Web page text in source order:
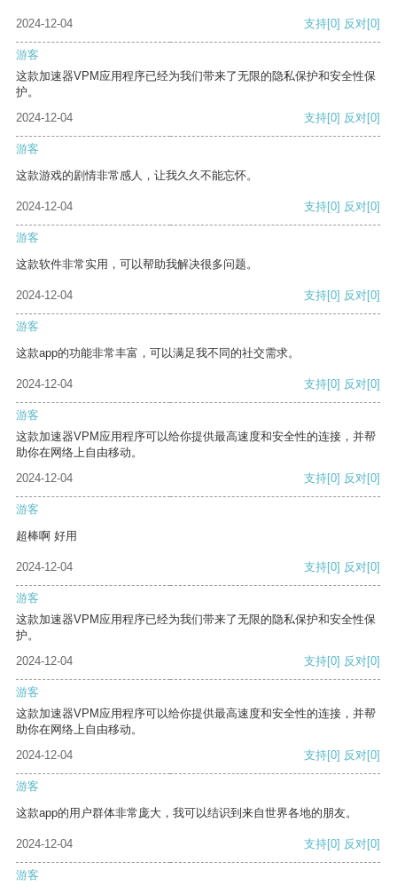
2024-12-04 支持[0] 反对[0]
游客
这款加速器VPM应用程序已经为我们带来了无限的隐私保护和安全性保
护。
2024-12-04
支持[0] 反对[0]
游客
这款游戏的剧情非常感人，让我久久不能忘怀。
2024-12-04 支持[0] 反对[0]
游客
这款软件非常实用，可以帮助我解决很多问题。
2024-12-04 支持[0] 反对[0]
游客
这款app的功能非常丰富，可以满足我不同的社交需求。
2024-12-04 支持[0] 反对[0]
游客
这款加速器VPM应用程序可以给你提供最高速度和安全性的连接，并帮
助你在网络上自由移动。
2024-12-04
支持[0] 反对[0]
游客
超棒啊 好用
2024-12-04 支持[0] 反对[0]
游客
这款加速器VPM应用程序已经为我们带来了无限的隐私保护和安全性保
护。
2024-12-04
支持[0] 反对[0]
游客
这款加速器VPM应用程序可以给你提供最高速度和安全性的连接，并帮
助你在网络上自由移动。
2024-12-04
支持[0] 反对[0]
游客
这款app的用户群体非常庞大，我可以结识到来自世界各地的朋友。
2024-12-04 支持[0] 反对[0]
游客